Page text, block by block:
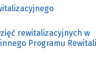
rewitalizacyjnych w
Programu